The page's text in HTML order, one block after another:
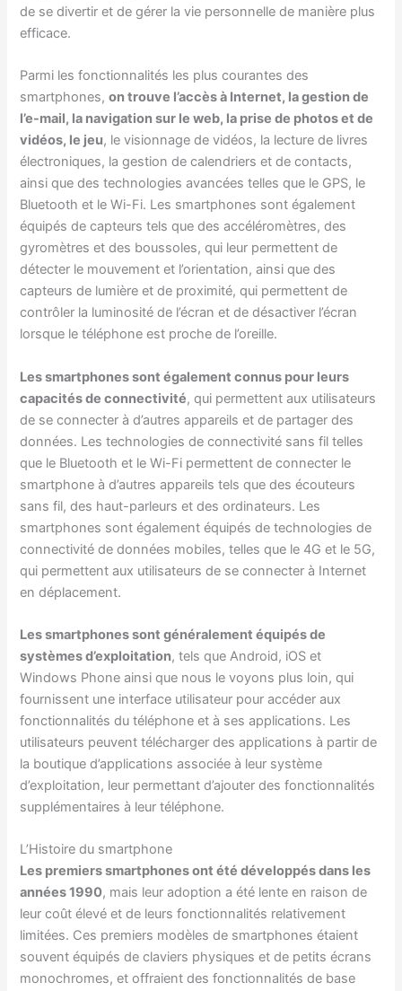
de se divertir et de gérer la vie personnelle de manière plus
efficace.
Parmi les fonctionnalités les plus courantes des
smartphones,on trouve l’accès à Internet, la gestion de
l’e-mail, la navigation sur le web, la prise de photos et de
vidéos, le jeu, le visionnage de vidéos, la lecture de livres
électroniques, la gestion de calendriers et de contacts,
ainsi que des technologies avancées telles que le GPS, le
Bluetooth et le Wi-Fi. Les smartphones sont également
équipés de capteurs tels que des accéléromètres, des
gyromètres et des boussoles, qui leur permettent de
détecter le mouvement et l’orientation, ainsi que des
capteurs de lumière et de proximité, qui permettent de
contrôler la luminosité de l’écran et de désactiver l’écran
lorsque le téléphone est proche de l’oreille.
Les smartphones sont également connus pour leurs
capacités de connectivité, qui permettent aux utilisateurs
de se connecter à d’autres appareils et de partager des
données. Les technologies de connectivité sans fil telles
que le Bluetooth et le Wi-Fi permettent de connecter le
smartphone à d’autres appareils tels que des écouteurs
sans fil, des haut-parleurs et des ordinateurs. Les
smartphones sont également équipés de technologies de
connectivité de données mobiles, telles que le 4G et le 5G,
qui permettent aux utilisateurs de se connecter à Internet
en déplacement.
Les smartphones sont généralement équipés de
systèmes d’exploitation, tels que Android, iOS et
Windows Phone ainsi que nous le voyons plus loin, qui
fournissent une interface utilisateur pour accéder aux
fonctionnalités du téléphone et à ses applications. Les
utilisateurs peuvent télécharger des applications à partir de
la boutique d’applications associée à leur système
d’exploitation, leur permettant d’ajouter des fonctionnalités
supplémentaires à leur téléphone.
L’Histoire du smartphone
Les premiers smartphones ont été développés dans les
années 1990, mais leur adoption a été lente en raison de
leur coût élevé et de leurs fonctionnalités relativement
limitées. Ces premiers modèles de smartphones étaient
souvent équipés de claviers physiques et de petits écrans
monochromes, et offraient des fonctionnalités de base